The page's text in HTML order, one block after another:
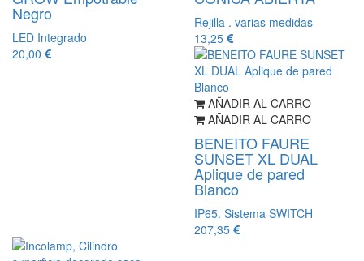
Negro
LED Integrado
20,00
Rejilla . varias medidas
13,25
AÑADIR AL CARRO
AÑADIR AL CARRO
BENEITO FAURE
SUNSET XL DUAL
Aplique de pared
Blanco
IP65. Sistema SWITCH
207,35